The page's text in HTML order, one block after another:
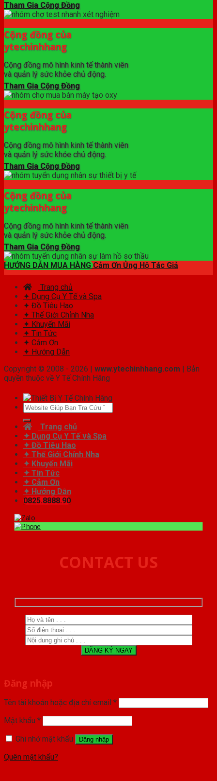
Tham Gia Cộng Đồng
Cộng đồng của
ytechinhhang
Cộng đồng mô hình kinh tế thành viên
và quản lý sức khỏe chủ động.
Tham Gia Cộng Đồng
Cộng đồng của
ytechinhhang
Cộng đồng mô hình kinh tế thành viên
và quản lý sức khỏe chủ động.
Tham Gia Cộng Đồng
Cộng đồng của
ytechinhhang
Cộng đồng mô hình kinh tế thành viên
và quản lý sức khỏe chủ động.
Tham Gia Cộng Đồng
HƯỚNG DẪN MUA HÀNG Cảm Ơn Ủng Hộ Tác Giả
Trang chủ
✦ Dụng Cụ Y Tế và Spa
✦ Đồ Tiêu Hao
✦ Thế Giới Chỉnh Nha
✦ Khuyến Mãi
✦ Tin Tức
✦ Cảm Ơn
✦ Hướng Dẫn
Copyright © 2008 - 2026 | www.ytechinhhang.com | Bản
quyền thuộc về Y Tế Chính Hãng
Tìm
kiếm:
Trang chủ
✦ Dụng Cụ Y Tế và Spa
✦ Đồ Tiêu Hao
✦ Thế Giới Chỉnh Nha
✦ Khuyến Mãi
✦ Tin Tức
✦ Cảm Ơn
✦ Hướng Dẫn
0825.8888.90
CONTACT US
Đăng nhập
Tên tài khoản hoặc địa chỉ email *
Mật khẩu *
Ghi nhớ mật khẩu
Đăng nhập
Quên mật khẩu?